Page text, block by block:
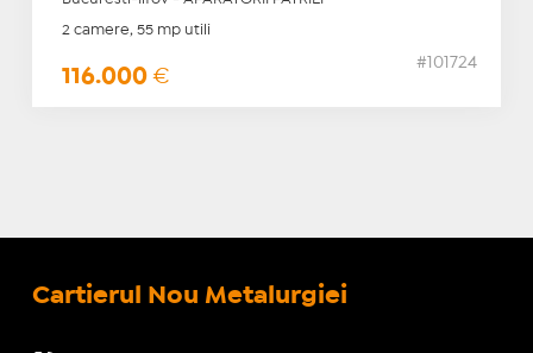
2 camere, 55 mp utili
116.000 €
#101724
Cartierul Nou Metalurgiei